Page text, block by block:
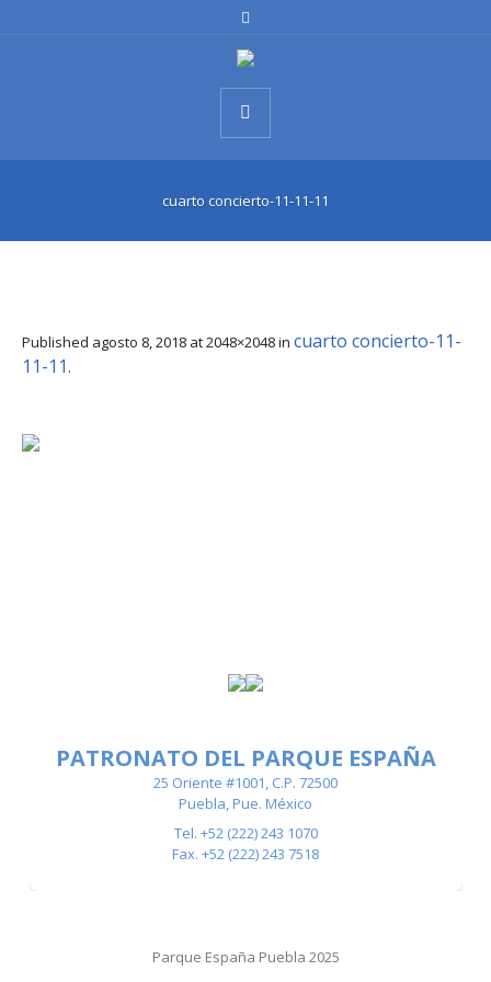
cuarto concierto-11-11-11
Published agosto 8, 2018 at 2048×2048 in cuarto concierto-11-
11-11 .
PATRONATO DEL PARQUE ESPAÑA
25 Oriente #1001, C.P. 72500
Puebla, Pue. México
Tel. +52 (222) 243 1070
Fax. +52 (222) 243 7518
Parque España Puebla 2025